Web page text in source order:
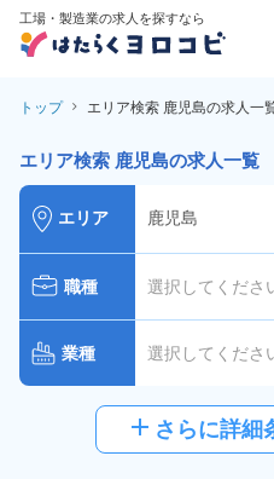
工場・製造業の求人を探すなら
トップ エリア検索 鹿児島の求人一
エリア検索 鹿児島の求人一覧
エリア 鹿児島
職種 選択してくださ
業種 選択してくださ
選択してくださ
add さらに詳細